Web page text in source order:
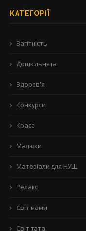
КАТЕГОРІЇ
Вагітність
Дошкільнята
Здоров'я
Конкурси
Краса
Малюки
Матеріали для НУШ
Релакс
Світ мами
Світ тата